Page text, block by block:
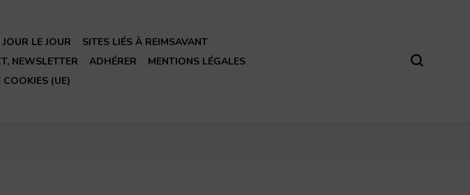
LE JOUR
SITES LIÉS À REIMSAVANT
NEWSLETTER ADHÉRER
MENTIONS LÉGALES
(UE)